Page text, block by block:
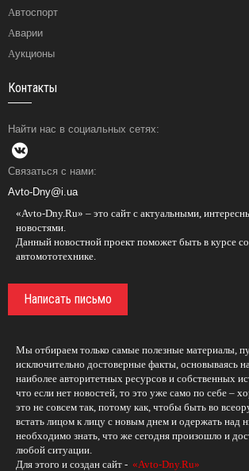
Автоспорт
Аварии
Аукционы
Контакты
Найти нас в социальных сетях:
Связаться с нами:
Avto-Dny@i.ua
«Avto-Dny.Ru» – это сайт с актуальными,
новостями.
Данный новостной проект поможет быть в курсе
автомототехнике.
Написать письмо
Мы отбираем только самые полезные материалы,
исключительно достоверные факты, основываясь
наиболее авторитетных ресурсов и собственных
что если нет новостей, то это уже само по себе –
это не совсем так, потому как, чтобы быть во
встать лицом к лицу с новым днем и одержать над
необходимо знать, что же сегодня произошло и
любой ситуации.
Для этого и создан сайт - «Avto-Dny.Ru»